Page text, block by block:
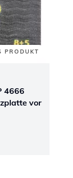
PRODUKT
4666
vor